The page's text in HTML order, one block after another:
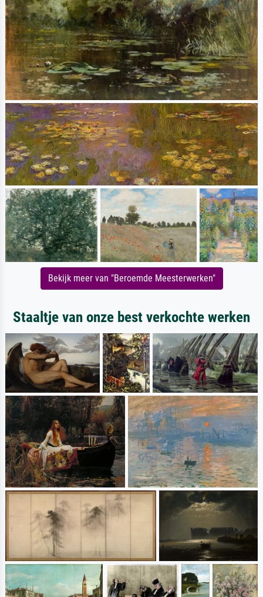
Bekijk meer van "Beroemde Meesterwerken"
Staaltje van onze best verkochte werken